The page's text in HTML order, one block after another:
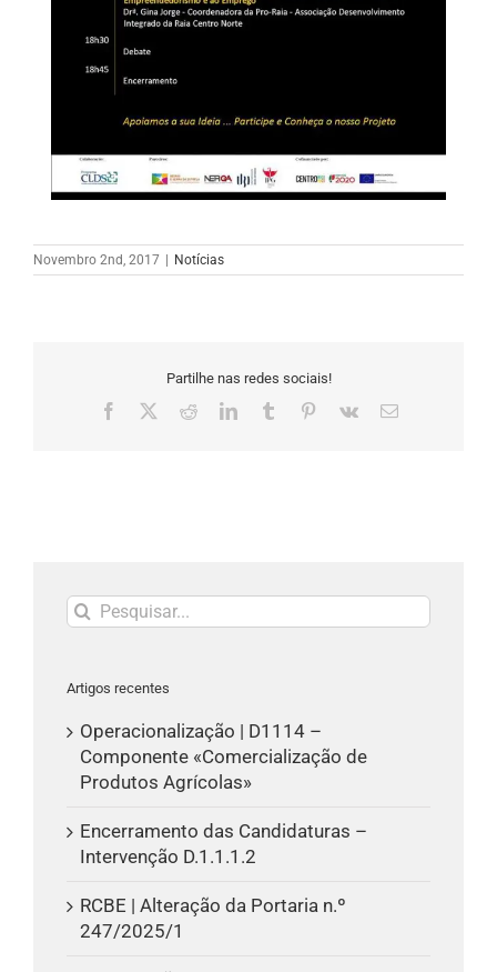
Novembro 2nd, 2017 Notícias
Partilhe nas redes sociais!
Facebook RedditLinkedInTumblr Pinterest
Vk
Email
Pesquisar
Artigos recentes
Operacionalização | D1114 –
Componente «Comercialização de
Produtos Agrícolas»
Encerramento das Candidaturas –
Intervenção D.1.1.1.2
RCBE | Alteração da Portaria n.º
247/2025/1